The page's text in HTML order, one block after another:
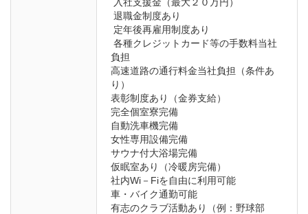
負担
高速道路の通行料金当社負担（条件あ
り）
表彰制度あり（金券支給）
完全個室寮完備
自動洗車機完備
女性専用設備完備
サウナ付大浴場完備
仮眠室あり（冷暖房完備）
社内Wi－Fiを自由に利用可能
車・バイク通勤可能
有志のクラブ活動あり（例：野球部